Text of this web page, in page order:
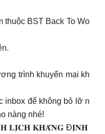
thuộc BST Back To Wo
trình khuyến mại kh
inbox để không bỏ lỡ n
nàng nhé!
𝐋𝐈̣𝐂𝐇 𝐊𝐇𝐀̆̉𝐍𝐆 Đ𝐈̣𝐍𝐇